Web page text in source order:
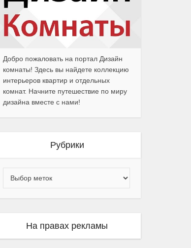
Добро пожаловать на портал Дизайн
комнаты! Здесь вы найдете коллекцию
интерьеров квартир и отдельных
комнат. Начните путешествие по миру
дизайна вместе с нами!
Рубрики
На правах рекламы